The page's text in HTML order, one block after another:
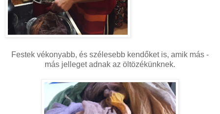
Festek vékonyabb, és szélesebb kendőket is, amik más -
más jelleget adnak az öltözékünknek.